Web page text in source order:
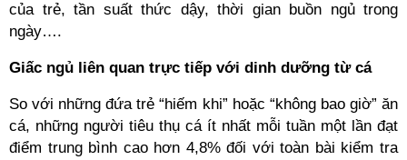
của trẻ, tần suất thức dậy, thời gian buồn ngủ trong
ngày….
Giấc ngủ liên quan trực tiếp với dinh dưỡng từ cá
So với những đứa trẻ “hiếm khi” hoặc “không bao giờ” ăn
cá, những người tiêu thụ cá ít nhất mỗi tuần một lần đạt
điểm trung bình cao hơn 4,8% đối với toàn bài kiểm tra